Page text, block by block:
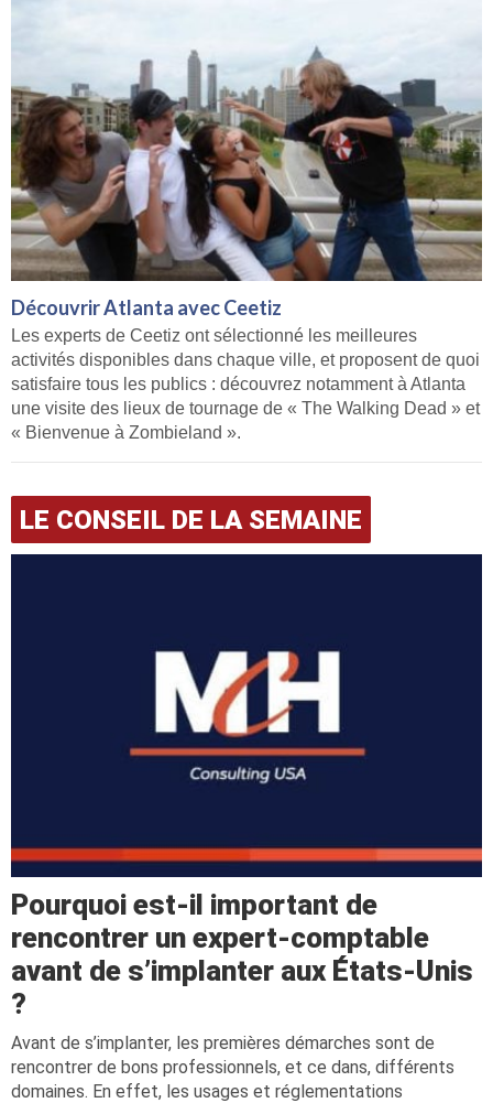
Découvrir Atlanta avec Ceetiz
Les experts de Ceetiz ont sélectionné les meilleures
activités disponibles dans chaque ville, et proposent de quoi
satisfaire tous les publics : découvrez notamment à Atlanta
une visite des lieux de tournage de « The Walking Dead » et
« Bienvenue à Zombieland ».
LE CONSEIL DE LA SEMAINE
Pourquoi est-il important de
rencontrer un expert-comptable
avant de s’implanter aux États-Unis
?
Avant de s’implanter, les premières démarches sont de
rencontrer de bons professionnels, et ce dans, différents
domaines. En effet, les usages et réglementations